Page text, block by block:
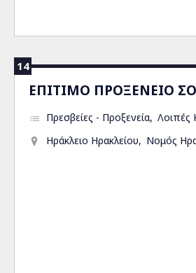
14
ΕΠΙΤΙΜΟ ΠΡΟΞΕΝΕΙΟ
Πρεσβείες - Προξενεία Λοιπές
Ηράκλειο Ηρακλείου
Νομός